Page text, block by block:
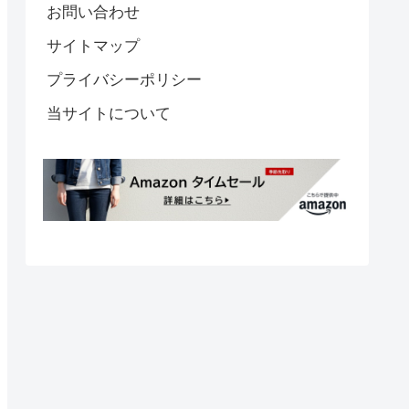
お問い合わせ
サイトマップ
プライバシーポリシー
当サイトについて